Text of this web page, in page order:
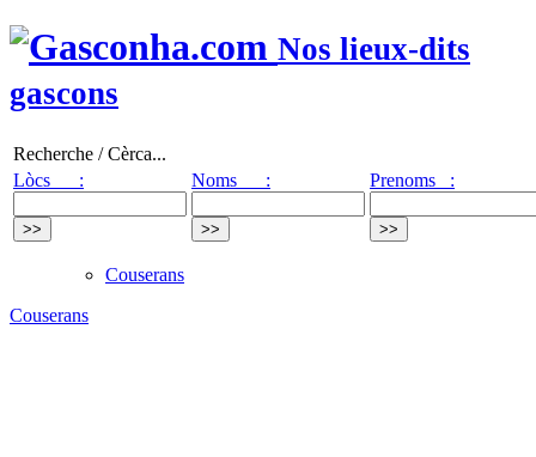
Nos lieux-dits
gascons
Recherche / Cèrca...
Lòcs :
Noms : Prenoms :
Couserans
Couserans